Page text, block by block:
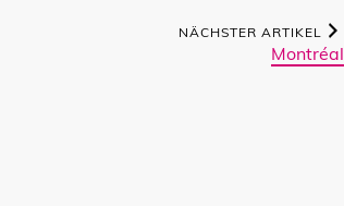
NÄCHSTER ARTIKEL
Montréal